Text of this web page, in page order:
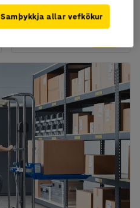
Vörunr.:90456
1.292
Samþykkja allar vefkökur